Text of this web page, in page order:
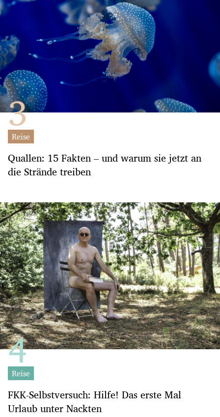
Reise
Quallen: 15 Fakten – und warum sie jetzt an
die Strände treiben
Reise
FKK-Selbstversuch: Hilfe! Das erste Mal
Urlaub unter Nackten